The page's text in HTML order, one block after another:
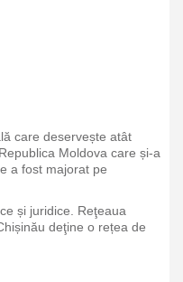
care deservește atât
Moldova care și-a
a fost majorat pe
și juridice. Reţeaua
deţine o rețea de